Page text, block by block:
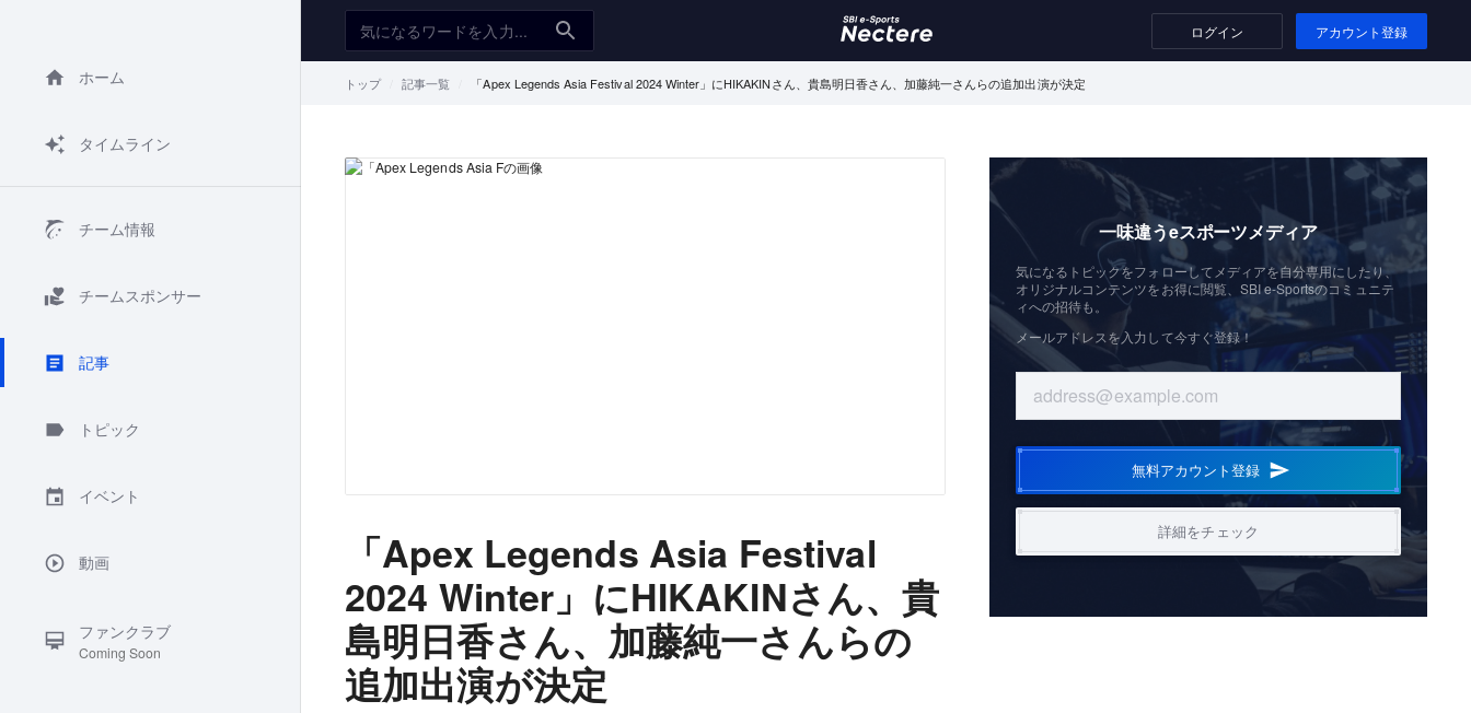
ホーム
タイムライン
チーム情報
チームスポンサー
記事
トピック
イベント
動画
ファンクラブ
Coming Soon
ログイン アカウント登録
トップ 記事一覧 「Apex Legends Asia Festival 2024 Winter」にHIKAKINさん、貴島明日香さん、加藤純一さんらの追加出演が決定
「Apex Legends Asia Festival
2024 Winter」にHIKAKINさん、貴
島明日香さん、加藤純一さんらの
追加出演が決定
一味違うeスポーツメディア
気になるトピックをフォローしてメディアを自分専用にしたり、
オリジナルコンテンツをお得に閲覧、SBI e-Sportsのコミュニテ
ィへの招待も。
メールアドレスを入力して今すぐ登録！
無料アカウント登録
詳細をチェック